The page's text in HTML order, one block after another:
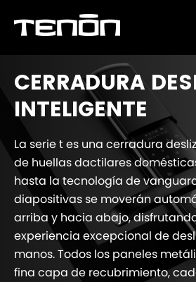
CERRADURA
INTELIGENTE
La serie t es una cerradura
de huellas dactilares
hasta la tecnología de
diapositivas se moverán
arriba y hacia abajo,
experiencia excepcional de
manos. Todos los paneles
fina capa de recubrimiento,